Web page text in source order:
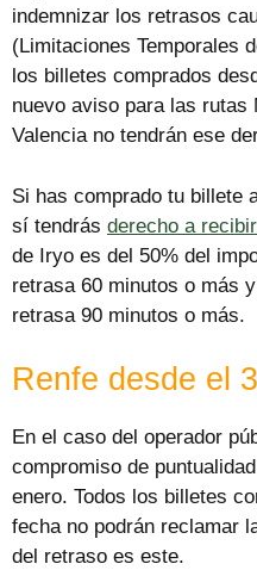
indemnizar los retrasos
(Limitaciones Temporales
los billetes comprados
nuevo aviso para las rutas
Valencia no tendrán ese
Si has comprado tu billete
sí tendrás derecho a
de Iryo es del 50% del
retrasa 60 minutos o más
retrasa 90 minutos o más.
Renfe desde el
En el caso del operador
compromiso de
enero. Todos los billetes
fecha no podrán reclamar
del retraso es este.